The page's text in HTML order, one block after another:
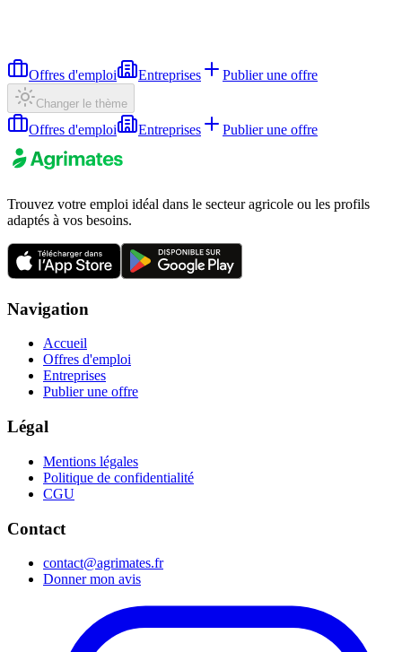
Offres d'emploi Entreprises Publier une offre
Changer le thème
Offres d'emploi Entreprises Publier une offre
Trouvez votre emploi idéal dans le secteur agricole ou les profils
adaptés à vos besoins.
Navigation
Accueil
Offres d'emploi
Entreprises
Publier une offre
Légal
Mentions légales
Politique de confidentialité
CGU
Contact
contact@agrimates.fr
Donner mon avis